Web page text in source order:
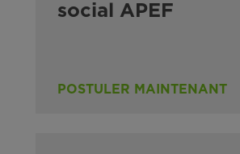
social APEF
POSTULER MAINTENANT